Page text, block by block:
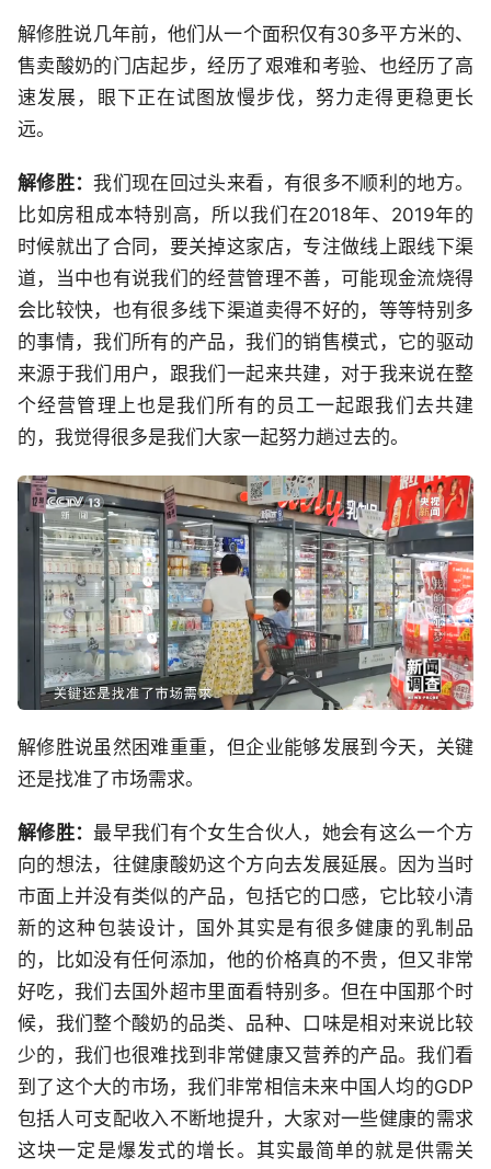
解修胜说几年前，他们从一个面积仅有30多平方米的、
售卖酸奶的门店起步，经历了艰难和考验、也经历了高
速发展，眼下正在试图放慢步伐，努力走得更稳更长
远。
解修胜：我们现在回过头来看，有很多不顺利的地方。
比如房租成本特别高，所以我们在2018年、2019年的
时候就出了合同，要关掉这家店，专注做线上跟线下渠
道，当中也有说我们的经营管理不善，可能现金流烧得
会比较快，也有很多线下渠道卖得不好的，等等特别多
的事情，我们所有的产品，我们的销售模式，它的驱动
来源于我们用户，跟我们一起来共建，对于我来说在整
个经营管理上也是我们所有的员工一起跟我们去共建
的，我觉得很多是我们大家一起努力趟过去的。
解修胜说虽然困难重重，但企业能够发展到今天，关键
还是找准了市场需求。
解修胜：最早我们有个女生合伙人，她会有这么一个方
向的想法，往健康酸奶这个方向去发展延展。因为当时
市面上并没有类似的产品，包括它的口感，它比较小清
新的这种包装设计，国外其实是有很多健康的乳制品
的，比如没有任何添加，他的价格真的不贵，但又非常
好吃，我们去国外超市里面看特别多。但在中国那个时
候，我们整个酸奶的品类、品种、口味是相对来说比较
少的，我们也很难找到非常健康又营养的产品。我们看
到了这个大的市场，我们非常相信未来中国人均的GDP
包括人可支配收入不断地提升，大家对一些健康的需求
这块一定是爆发式的增长。其实最简单的就是供需关